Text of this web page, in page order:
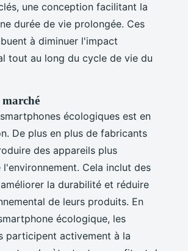
une conception facilitant la
durée de vie prolongée. Ces
à diminuer l'impact
tout au long du cycle de vie du
écologiques est en
De plus en plus de fabricants
des appareils plus
l'environnement. Cela inclut des
la durabilité et réduire
de leurs produits. En
écologique, les
participent activement à la